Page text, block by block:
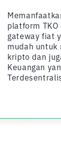
platform
gateway fiat
mudah untuk
kripto dan
Keuangan